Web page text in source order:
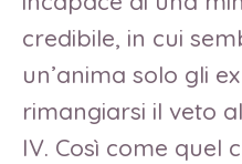
credibile, in cui
un’anima solo gli
rimangiarsi il veto
IV. Così come quel